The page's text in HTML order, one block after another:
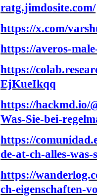
ratg.jimdosite.com/
https://x.com/
https://averos-
https://
EjKueIkqq
https://hackmd.io/
Was-Sie-bei-
https://
de-at-ch-alles-was-
https://
ch-eigenschaften-